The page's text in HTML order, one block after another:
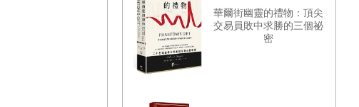
華爾街幽靈的禮物：頂尖
交易員敗中求勝的三個祕
密